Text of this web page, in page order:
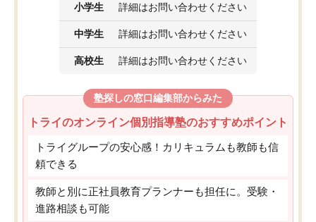
小学生 詳細はお問い合わせください
中学生 詳細はお問い合わせください
高校生 詳細はお問い合わせください
塾探しの窓口編集部からみた
トライのオンライン個別指導塾のおすすめポイント
トライグループの安心感！カリキュラムも教師も信
頼できる
教師と別に正社員教育プランナーも担任に。受験・
進路相談も可能